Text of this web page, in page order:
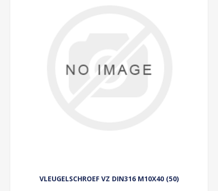
VLEUGELSCHROEF VZ DIN316 M10X40 (50)